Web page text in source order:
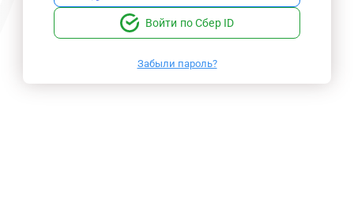
Войти по Сбер ID
Забыли пароль?